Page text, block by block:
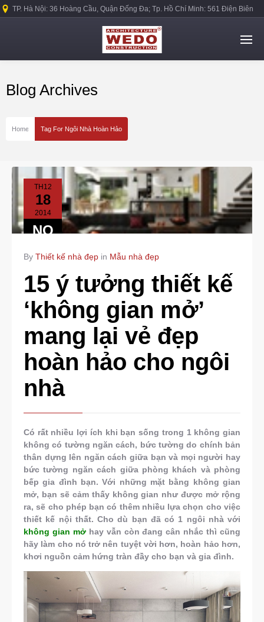
TP. Hà Nội: 36 Hoàng Cầu, Quận Đống Đa; Tp. Hồ Chí Minh: 561 Điện Biên
Blog Archives
Home Tag For Ngôi Nhà Hoàn Hảo
TH12
18
2014
NO
By Thiết kế nhà đẹp in Mẫu nhà đẹp
15 ý tưởng thiết kế
‘không gian mở’
mang lại vẻ đẹp
hoàn hảo cho ngôi
nhà
Có rất nhiều lợi ích khi bạn sống trong 1 không gian
không có tường ngăn cách, bức tường do chính bản
thân dựng lên ngăn cách giữa bạn và mọi người hay
bức tường ngăn cách giữa phòng khách và phòng
bếp gia đình bạn. Với những mặt bằng không gian
mở, bạn sẽ cảm thấy không gian như được mở rộng
ra, sẽ cho phép bạn có thêm nhiều lựa chọn cho việc
thiết kế nội thất. Cho dù bạn đã có 1 ngôi nhà với
không gian mởhay vẫn còn đang cân nhắc thì cũng
hãy làm cho nó trở nên tuyệt vời hơn, hoàn hảo hơn,
khơi nguồn cảm hứng tràn đầy cho bạn và gia đình.